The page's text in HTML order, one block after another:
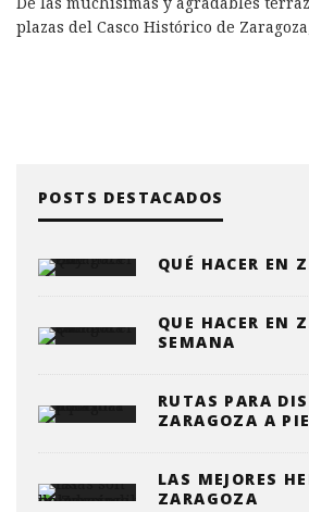
plazas del Casco Histórico de
POSTS DESTACADOS
QUÉ HACER EN
QUE HACER EN
SEMANA
RUTAS PARA
ZARAGOZA A PIE
LAS MEJORES
ZARAGOZA